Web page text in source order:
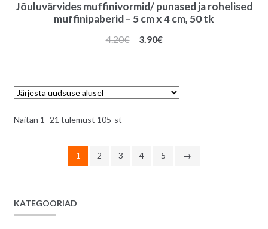
Jõuluvärvides muffinivormid/ punased ja rohelised
muffinipaberid – 5 cm x 4 cm, 50 tk
4.20€
Algne
3.90€Praegune
Näitan 1–21 tulemust 105-stSorditud
1
2 3 4 5 →
KATEGOORIAD